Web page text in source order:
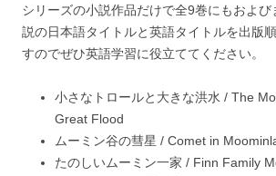
シリーズの小説作品だけで全9巻にもおよ
説の日本語タイトルと英語タイトルを出版
すのでぜひ英語学習に役立ててください。
小さなトロールと大きな洪水 / The
Great Flood
ムーミン谷の彗星 / Comet in
たのしいムーミン一家 / Finn Family